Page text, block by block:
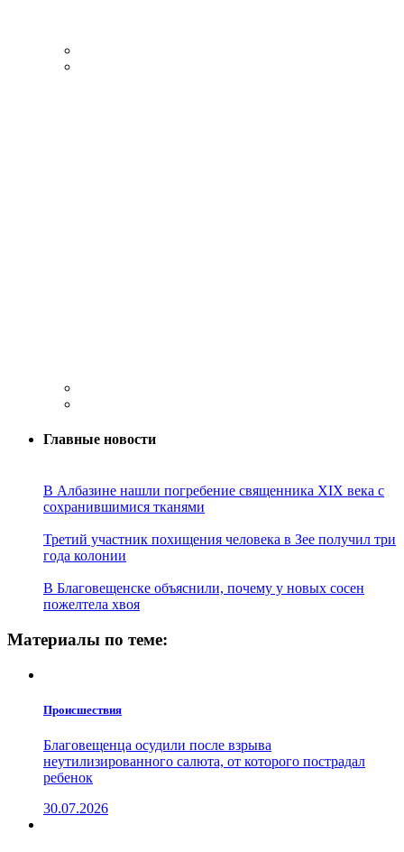
Главные новости
В Албазине нашли погребение священника XIX века с
сохранившимися тканями
Третий участник похищения человека в Зее получил три
года колонии
В Благовещенске объяснили, почему у новых сосен
пожелтела хвоя
Материалы по теме:
Проиcшествия
Благовещенца осудили после взрыва
неутилизированного салюта, от которого пострадал
ребенок
30.07.2026